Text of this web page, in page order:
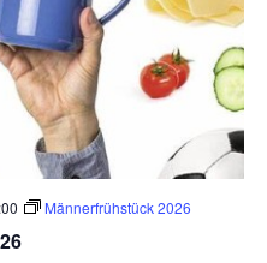
Männerfrühstück 2026